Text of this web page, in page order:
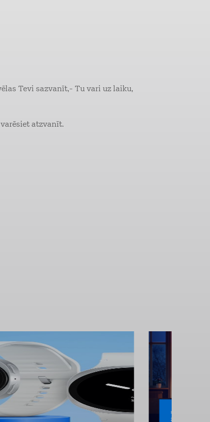
Tevi sazvanīt,- Tu vari uz laiku,
atzvanīt.